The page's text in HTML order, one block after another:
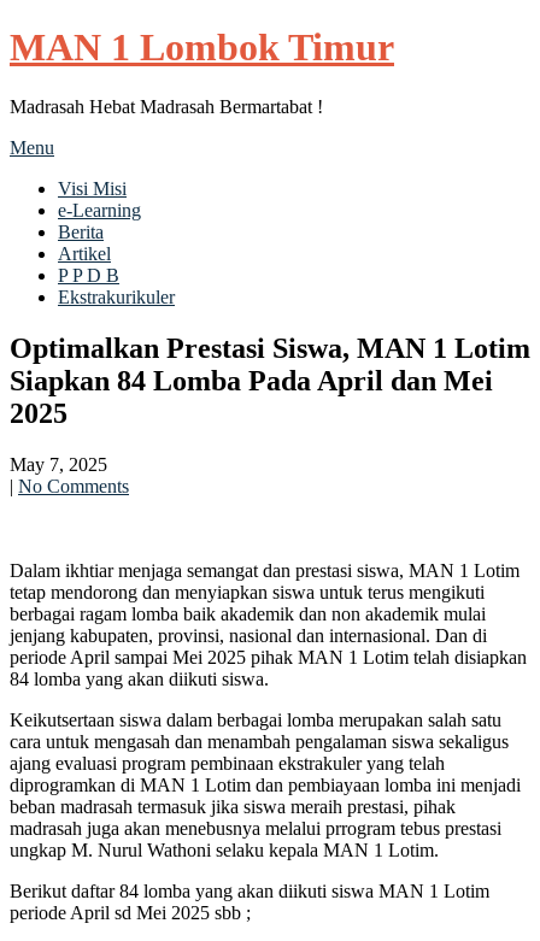
MAN 1 Lombok Timur
Madrasah Hebat Madrasah Bermartabat !
Menu
Visi Misi
e-Learning
Berita
Artikel
P P D B
Ekstrakurikuler
Optimalkan Prestasi Siswa, MAN 1 Lotim
Siapkan 84 Lomba Pada April dan Mei
2025
May 7, 2025
| No Comments
Dalam ikhtiar menjaga semangat dan prestasi siswa, MAN 1 Lotim
tetap mendorong dan menyiapkan siswa untuk terus mengikuti
berbagai ragam lomba baik akademik dan non akademik mulai
jenjang kabupaten, provinsi, nasional dan internasional. Dan di
periode April sampai Mei 2025 pihak MAN 1 Lotim telah disiapkan
84 lomba yang akan diikuti siswa.
Keikutsertaan siswa dalam berbagai lomba merupakan salah satu
cara untuk mengasah dan menambah pengalaman siswa sekaligus
ajang evaluasi program pembinaan ekstrakuler yang telah
diprogramkan di MAN 1 Lotim dan pembiayaan lomba ini menjadi
beban madrasah termasuk jika siswa meraih prestasi, pihak
madrasah juga akan menebusnya melalui prrogram tebus prestasi
ungkap M. Nurul Wathoni selaku kepala MAN 1 Lotim.
Berikut daftar 84 lomba yang akan diikuti siswa MAN 1 Lotim
periode April sd Mei 2025 sbb ;